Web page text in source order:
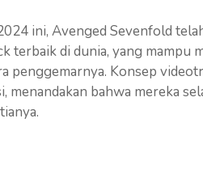
ini, Avenged Sevenfold
terbaik di dunia, yang mampu
penggemarnya. Konsep
menandakan bahwa mereka